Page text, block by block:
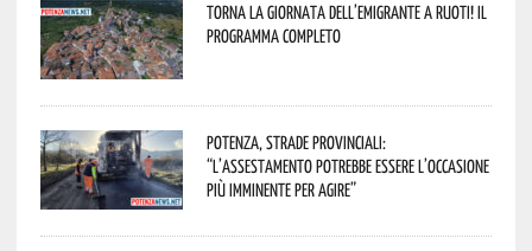
Torna la Giornata dell’Emigrante a Ruoti! Il
programma completo
Potenza, strade provinciali:
“L’assestamento potrebbe essere l’occasione
più imminente per agire”